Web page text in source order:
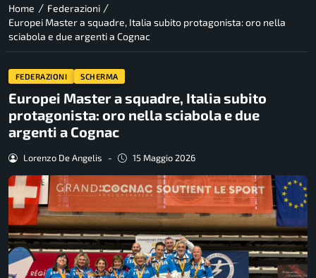
Home / Federazioni /
Europei Master a squadre, Italia subito protagonista: oro nella
sciabola e due argenti a Cognac
FEDERAZIONI SCHERMA
Europei Master a squadre, Italia subito
protagonista: oro nella sciabola e due
argenti a Cognac
Lorenzo De Angelis - 15 Maggio 2026